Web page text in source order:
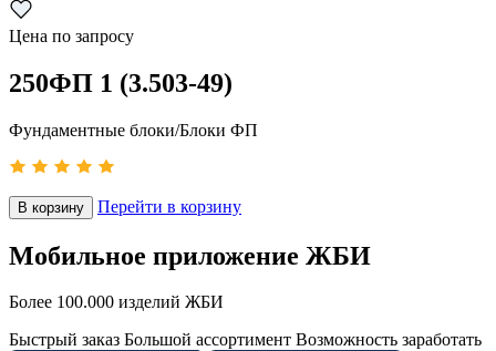
Цена по запросу
250ФП 1 (3.503-49)
Фундаментные блоки/Блоки ФП
В корзину Перейти в корзину
Мобильное приложение ЖБИ
Более 100.000 изделий ЖБИ
Быстрый заказ Большой ассортимент Возможность заработать